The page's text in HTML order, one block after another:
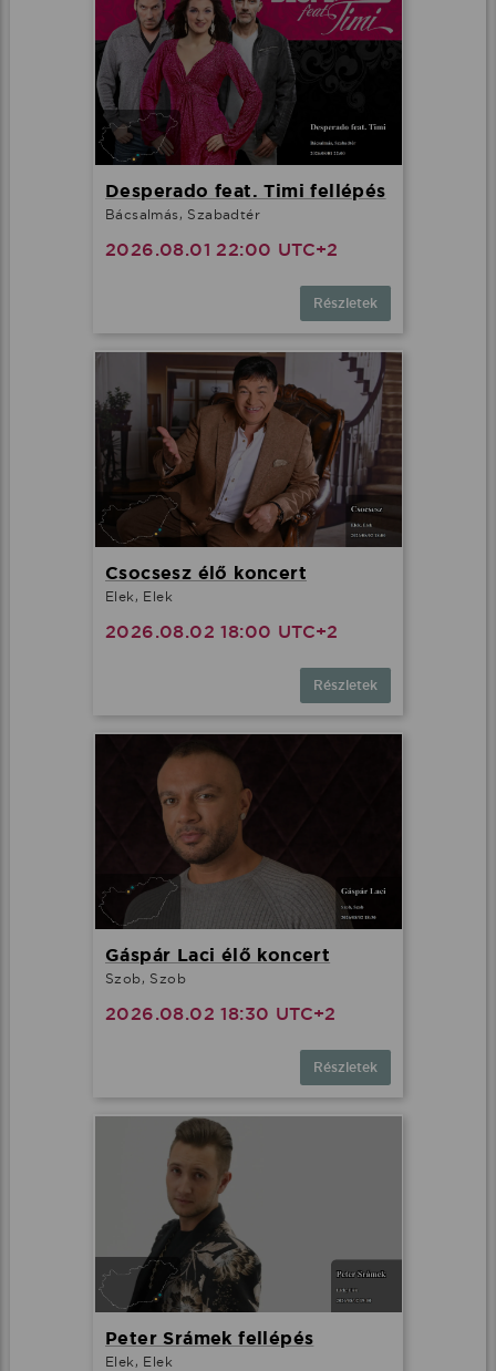
Desperado feat. Timi fellépés
Bácsalmás, Szabadtér
2026.08.01 22:00 UTC+2
Részletek
Csocsesz élő koncert
Elek, Elek
2026.08.02 18:00 UTC+2
Részletek
Gáspár Laci élő koncert
Szob, Szob
2026.08.02 18:30 UTC+2
Részletek
Peter Srámek fellépés
Elek, Elek